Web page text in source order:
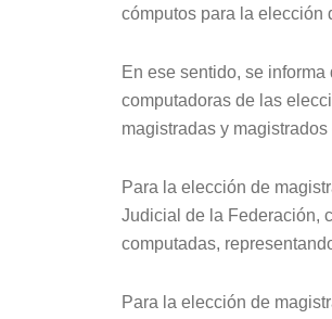
cómputos para la elección
En ese sentido, se
computadoras de las
magistradas y
Para la elección de
Judicial de la Federación,
computadas,
Para la elección de